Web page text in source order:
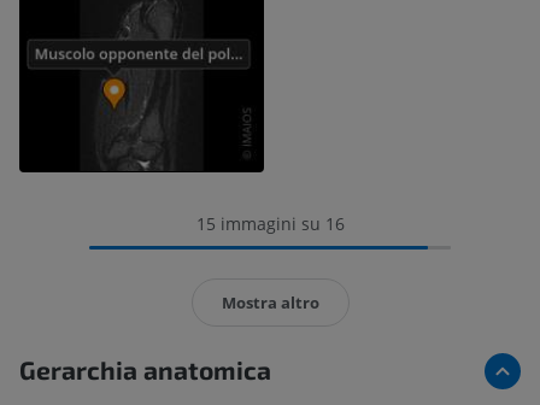
15 immagini su 16
Mostra altro
Gerarchia anatomica